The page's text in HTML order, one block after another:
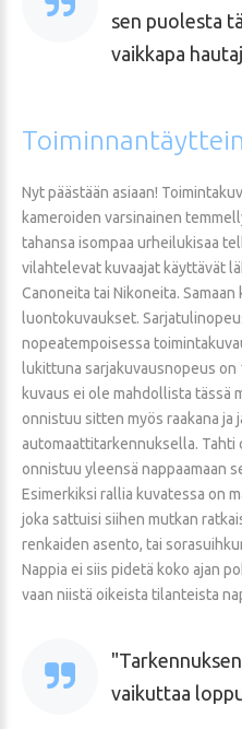
sen puolesta
vaikkapa
Nyt päästään asiaan!
kameroiden varsinainen
tahansa isompaa urheilukisaa
vilahtelevat kuvaajat käyttävät
Canoneita tai Nikoneita.
luontokuvaukset.
nopeatempoisessa
lukittuna sarjakuvausnopeus on
kuvaus ei ole mahdollista tässä
onnistuu sitten myös raakana ja
automaattitarkennuksella. Tahti
onnistuu yleensä nappaamaan
Esimerkiksi rallia kuvatessa on
joka sattuisi siihen mutkan
renkaiden asento, tai
Nappia ei siis pidetä koko ajan
vaan niistä oikeista tilanteista
vaikuttaa